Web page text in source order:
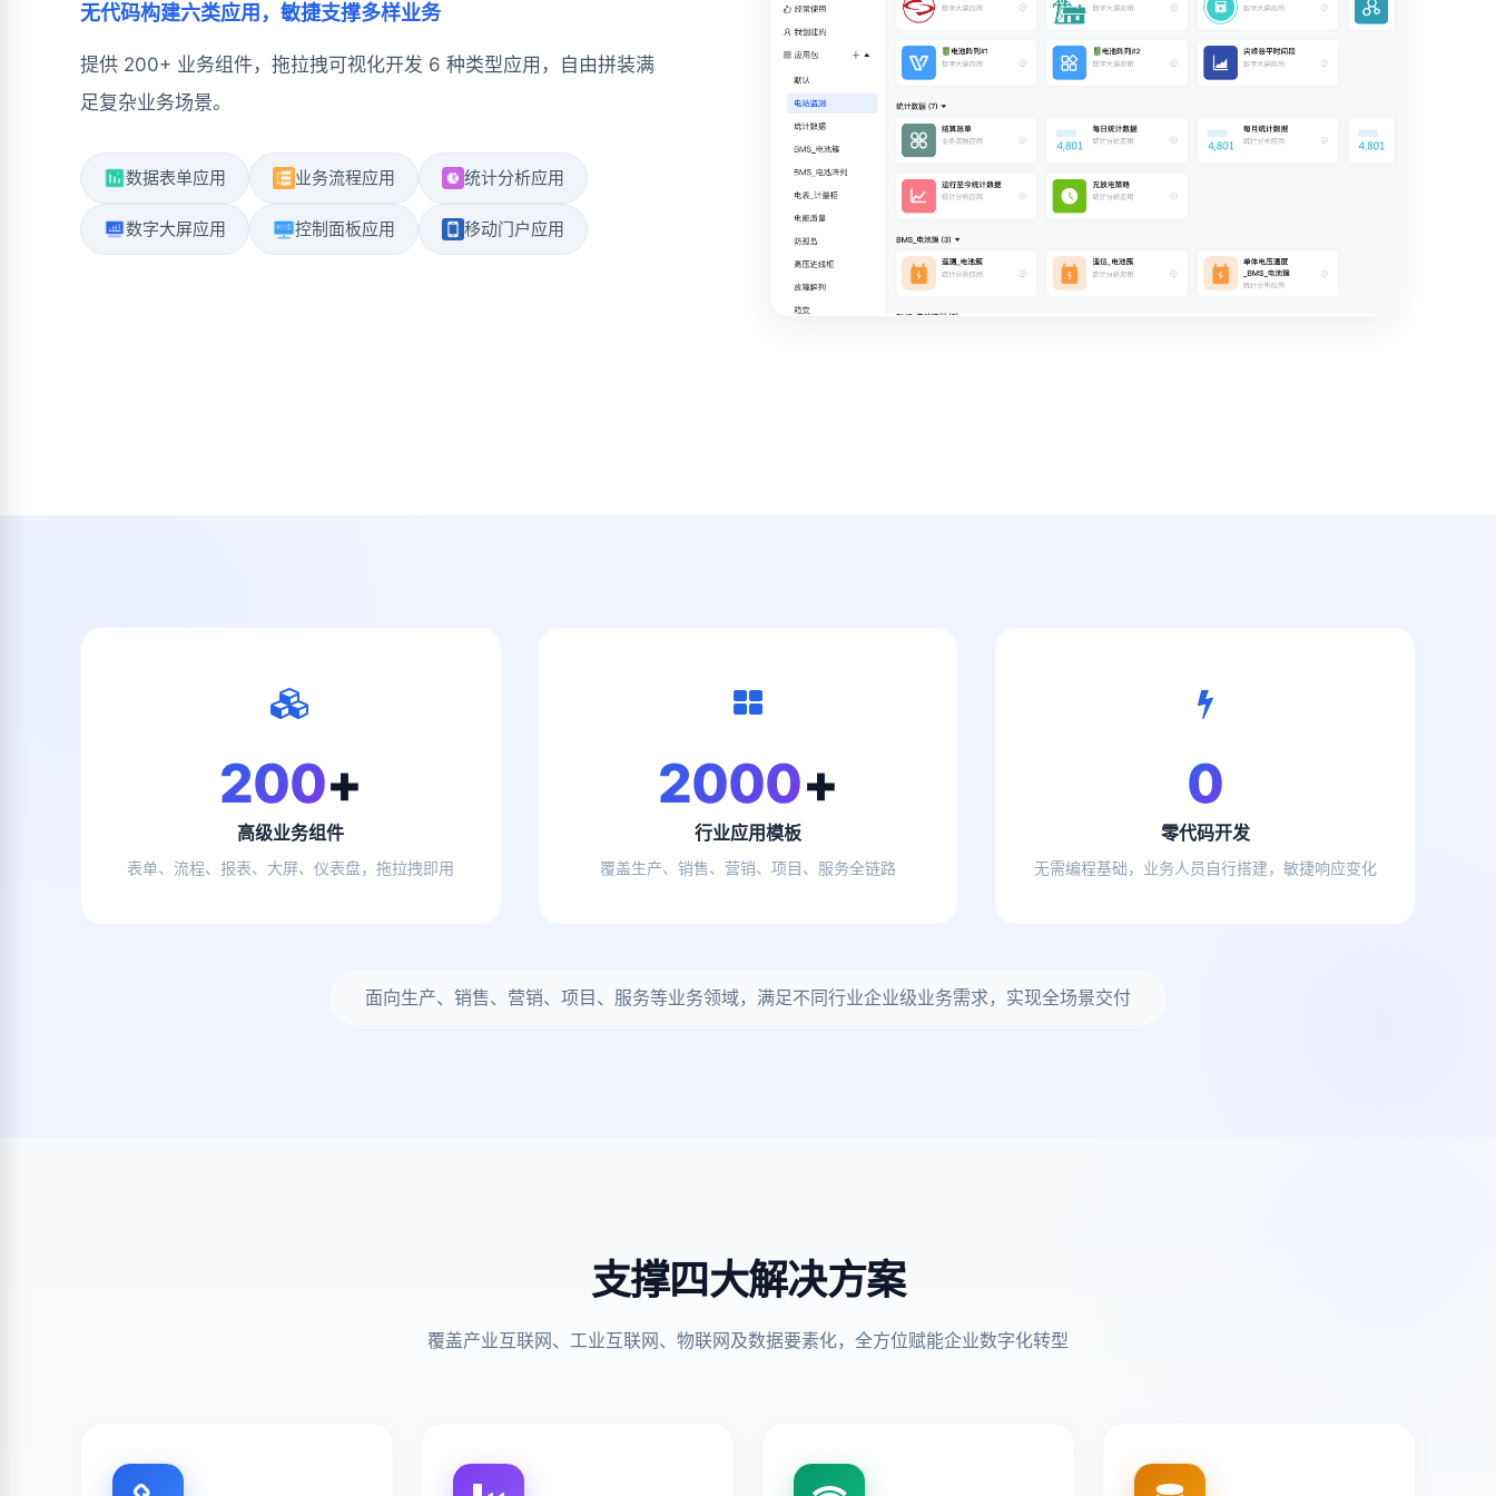
无代码构建六类应用，敏捷支撑多样业务
提供 200+ 业务组件，拖拉拽可视化开发 6 种类型应用，自由拼装满
足复杂业务场景。
数据表单应用 业务流程应用 统计分析应用
数字大屏应用 控制面板应用 移动门户应用
200+
高级业务组件
表单、流程、报表、大屏、仪表盘，拖拉拽即用
2000+
行业应用模板
覆盖生产、销售、营销、项目、服务全链路
0
零代码开发
无需编程基础，业务人员自行搭建，敏捷响应变化
面向生产、销售、营销、项目、服务等业务领域，满足不同行业企业级业务需求，实现全场景交付
支撑四大解决方案
覆盖产业互联网、工业互联网、物联网及数据要素化，全方位赋能企业数字化转型